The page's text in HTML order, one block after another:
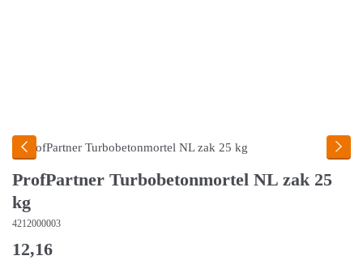
ProfPartner Turbobetonmortel NL zak 25
kg
4212000003
12,16